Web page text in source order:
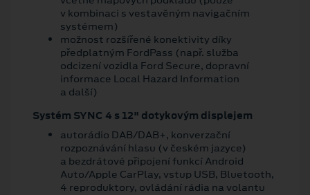
v kombinaci s vestavěným navigačním
systémem)
možnost rozšířené konektivity díky
předplatným FordPass (např. služba
odcizení vozidla Ford Secure, dopravní
informace Local Hazard Information
a další)
Systém SYNC 4 s 12" dotykovým displejem
autorádio DAB/DAB+, konverzační
rozpoznávání hlasu (v českém jazyce)
a bezdrátové připojení funkcí Android
Auto/Apple CarPlay, vstup USB, Bluetooth,
4 reproduktory, ovládání rádia na volantu